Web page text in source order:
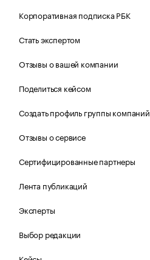
Корпоративная подписка РБК
Стать экспертом
Отзывы о вашей компании
Поделиться кейсом
Создать профиль группы компаний
Отзывы о сервисе
Сертифицированные партнеры
Лента публикаций
Эксперты
Выбор редакции